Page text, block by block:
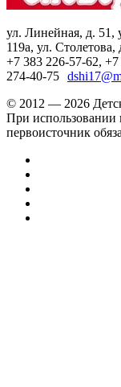
ул. Линейная, д. 51,
119а, ул.
+7 383 226-57-62,
274-40-75
© 2012 — 2026
При использовании
первоисточник